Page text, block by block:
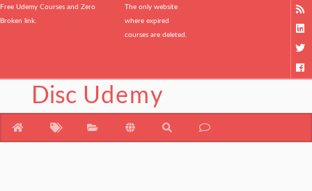
Free Udemy Courses and Zero
Broken link.
The only website
where expired
courses are deleted.
Disc Udemy